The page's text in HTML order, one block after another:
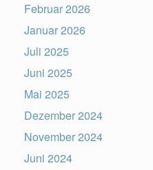
Februar 2026
Januar 2026
Juli 2025
Juni 2025
Mai 2025
Dezember 2024
November 2024
Juni 2024